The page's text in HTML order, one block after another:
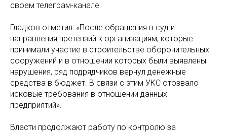
своем телеграм-канале.
Гладков отметил: «После обращения в суд и
направления претензий к организациям, которые
принимали участие в строительстве оборонительных
сооружений и в отношении которых были выявлены
нарушения, ряд подрядчиков вернул денежные
средства в бюджет. В связи с этим УКС отозвало
исковые требования в отношении данных
предприятий».
Власти продолжают работу по контролю за